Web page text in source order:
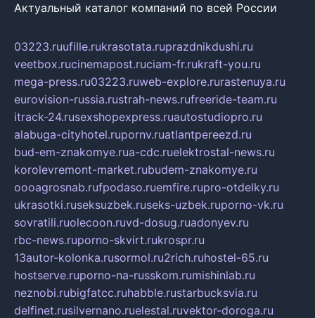
Актуальный каталог компаний по всей России
03223.ruufille.rukrasotata.ruprazdnikdushi.ru
veetbox.rucinemapost.ruciam-fr.rukraft-you.ru
mega-press.ru03223.ruweb-explore.rurastenuya.ru
eurovision-russia.rustrah-news.rufreeride-team.ru
itrack-24.rusexshopexpress.ruautostudiopro.ru
alabuga-cityhotel.rupornv.ruatlantpereezd.ru
bud-em-znakomye.rua-cdc.ruelektrostal-news.ru
korolevremont-market.rubudem-znakomye.ru
oooagrosnab.rufpodaso.ruemfire.rupro-otdelky.ru
ukrasotki.ruseksuzbek.ruseks-uzbek.ruporno-vk.ru
sovratili.ruolecoon.ruvd-dosug.ruadonyev.ru
rbc-news.ruporno-skvirt.rukrospr.ru
13autor-kolonka.rusormol.ru2rich.ruhostel-65.ru
hostserve.ruporno-na-russkom.rumishinlab.ru
neznobi.rubigfatcc.ruhabble.rustarbucksvia.ru
delfinet.rusilvernano.ruelestal.ruvektor-doroga.ru